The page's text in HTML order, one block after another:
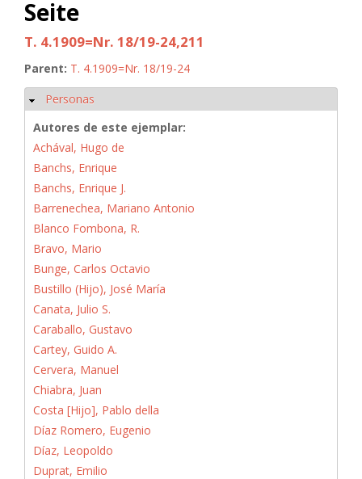
Seite
T. 4.1909=Nr. 18/19-24,211
Parent: T. 4.1909=Nr. 18/19-24
Ocultar
Personas
Autores de este ejemplar:
Achával, Hugo de
Banchs, Enrique
Banchs, Enrique J.
Barrenechea, Mariano Antonio
Blanco Fombona, R.
Bravo, Mario
Bunge, Carlos Octavio
Bustillo (Hijo), José María
Canata, Julio S.
Caraballo, Gustavo
Cartey, Guido A.
Cervera, Manuel
Chiabra, Juan
Costa [Hijo], Pablo della
Díaz Romero, Eugenio
Díaz, Leopoldo
Duprat, Emilio